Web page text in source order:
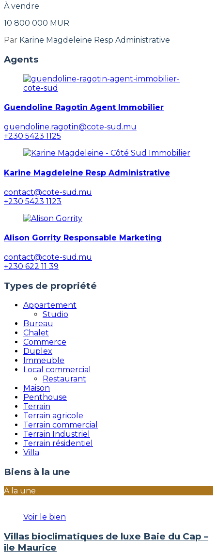
À vendre
10 800 000 MUR
Par Karine Magdeleine Resp Administrative
Agents
Guendoline Ragotin Agent Immobilier
guendoline.ragotin@cote-sud.mu
+230 5423 1125
Karine Magdeleine Resp Administrative
contact@cote-sud.mu
+230 5423 1123
Alison Gorrity Responsable Marketing
contact@cote-sud.mu
+230 622 11 39
Types de propriété
Appartement
Studio
Bureau
Chalet
Commerce
Duplex
Immeuble
Local commercial
Restaurant
Maison
Penthouse
Terrain
Terrain agricole
Terrain commercial
Terrain Industriel
Terrain résidentiel
Villa
Biens à la une
A la une
Voir le bien
Villas bioclimatiques de luxe Baie du Cap –
île Maurice